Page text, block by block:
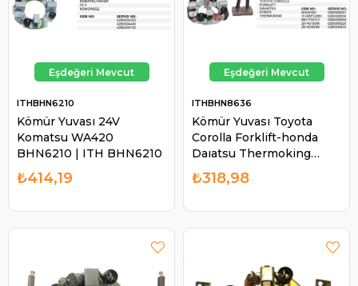
Kömür Yuvası 24V
Komatsu WA420
BHN6210 | ITH BHN6210
ITHBHN6210
₺414,19
Kömür Yuvası Toyota
Corolla Forklift-honda
Daıatsu Thermoking
BHN8636 | ITH BHN8636
ITHBHN8636
₺318,98